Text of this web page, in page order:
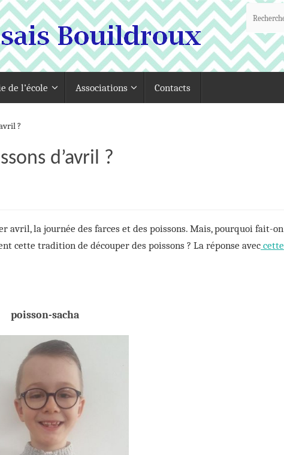
de l’école Associations Contacts
?
d’avril ?
avril, la journée des farces et des poissons. Mais, pourquoi fait-on
cette tradition de découper des poissons ? La réponse avec cette
poisson-sacha